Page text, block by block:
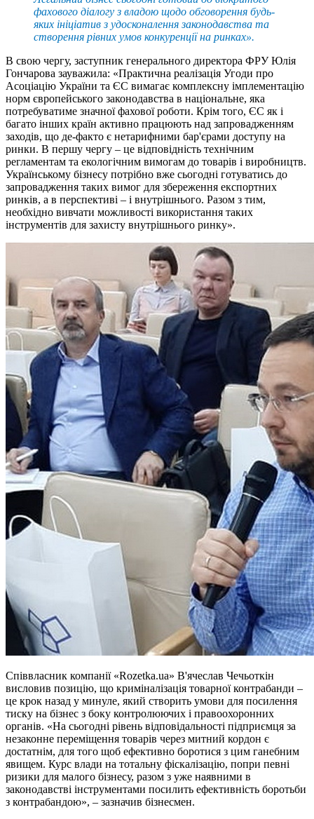
фахового діалогу з владою щодо обговорення будь-
яких ініціатив з удосконалення законодавства та
створення рівних умов конкуренції на ринках».
В свою чергу, заступник генерального директора ФРУ Юлія
Гончарова зауважила: «Практична реалізація Угоди про
Асоціацію України та ЄС вимагає комплексну імплементацію
норм європейського законодавства в національне, яка
потребуватиме значної фахової роботи. Крім того, ЄС як і
багато інших країн активно працюють над запровадженням
заходів, що де-факто є нетарифними бар'єрами доступу на
ринки. В першу чергу – це відповідність технічним
регламентам та екологічним вимогам до товарів і виробництв.
Українському бізнесу потрібно вже сьогодні готуватись до
запровадження таких вимог для збереження експортних
ринків, а в перспективі – і внутрішнього. Разом з тим,
необхідно вивчати можливості використання таких
інструментів для захисту внутрішнього ринку».
Співвласник компанії «Rozetka.ua» В'ячеслав Чечьоткін
висловив позицію, що криміналізація товарної контрабанди –
це крок назад у минуле, який створить умови для посилення
тиску на бізнес з боку контролюючих і правоохоронних
органів. «На сьогодні рівень відповідальності підприємця за
незаконне переміщення товарів через митний кордон є
достатнім, для того щоб ефективно боротися з цим ганебним
явищем. Курс влади на тотальну фіскалізацію, попри певні
ризики для малого бізнесу, разом з уже наявними в
законодавстві інструментами посилить ефективність боротьби
з контрабандою», – зазначив бізнесмен.